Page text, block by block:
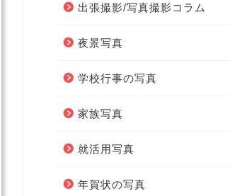
出張撮影/写真撮影コラム
夜景写真
学校行事の写真
家族写真
就活用写真
年賀状の写真